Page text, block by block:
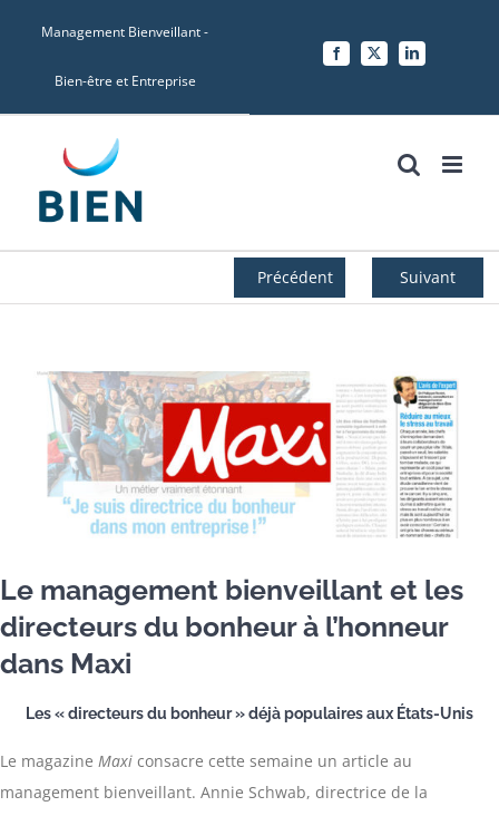
Management Bienveillant -
Bien-être et Entreprise
Facebook
X LinkedIn
Précédent Suivant
l'image
agrandie
Le management bienveillant et les
directeurs du bonheur à l’honneur
dans Maxi
Les « directeurs du bonheur » déjà populaires aux États-Unis
Le magazine Maxi consacre cette semaine un article au
management bienveillant. Annie Schwab, directrice de la